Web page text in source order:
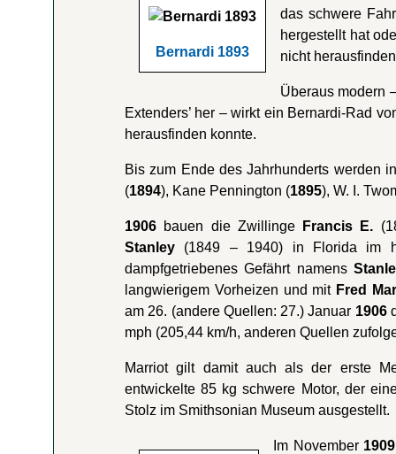
Bernardi 1893
das schwere
hergestellt hat
nicht
Überaus modern
Extenders’ her – wirkt ein Bernardi-Rad
herausfinden konnte.
Bis zum Ende des Jahrhunderts werden
(1894), Kane Pennington (1895), W. I.
1906 bauen die Zwillinge Francis E.
Stanley (1849 – 1940) in Florida im
dampfgetriebenes Gefährt namens
langwierigem Vorheizen und mit Fred
am 26. (andere Quellen: 27.) Januar 1906
mph (205,44 km/h, anderen Quellen
Marriot gilt damit auch als der erste
entwickelte 85 kg schwere Motor, der
Stolz im Smithsonian Museum ausgestellt.
Im November 1909